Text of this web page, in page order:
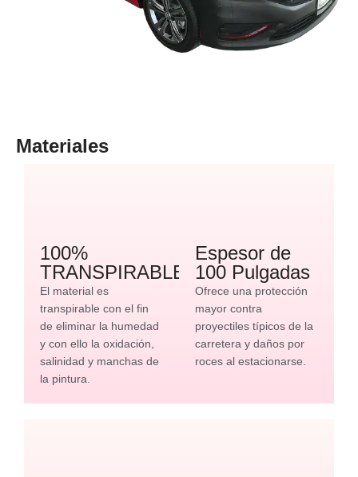
Materiales
100%
TRANSPIRABLE
El material es
transpirable con el fin
de eliminar la humedad
y con ello la oxidación,
salinidad y manchas de
la pintura.
Espesor de
100 Pulgadas
Ofrece una protección
mayor contra
proyectiles típicos de la
carretera y daños por
roces al estacionarse.